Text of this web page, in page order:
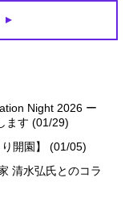
Night 2026 ー
ます (01/29)
開園】 (01/05)
清水弘氏とのコラ